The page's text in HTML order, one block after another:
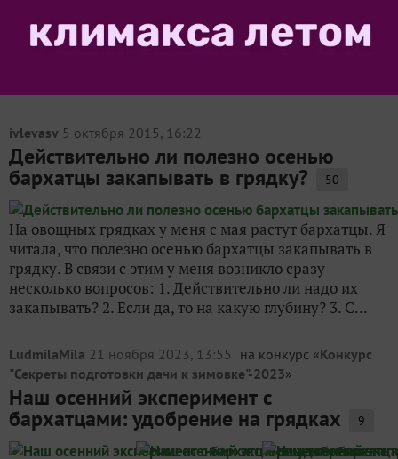
посеянной горчицей? 4
После уборки овощей засеяли участок горчицей. Она
ivlevasv 5 октября 2015, 16:22
Действительно ли полезно осенью
бархатцы закапывать в грядку? 50
На овощных грядках у меня с мая растут бархатцы. Я
читала, что полезно осенью бархатцы закапывать в
грядку. В связи с этим у меня возникло сразу
несколько вопросов: 1. Действительно ли надо их
закапывать? 2. Если да, то на какую глубину? 3. С...
LudmilaMila 21 ноября 2023, 13:55 на конкурс «Конкурс
"Секреты подготовки дачи к зимовке"-2023»
Наш осенний эксперимент с
бархатцами: удобрение на грядках 9